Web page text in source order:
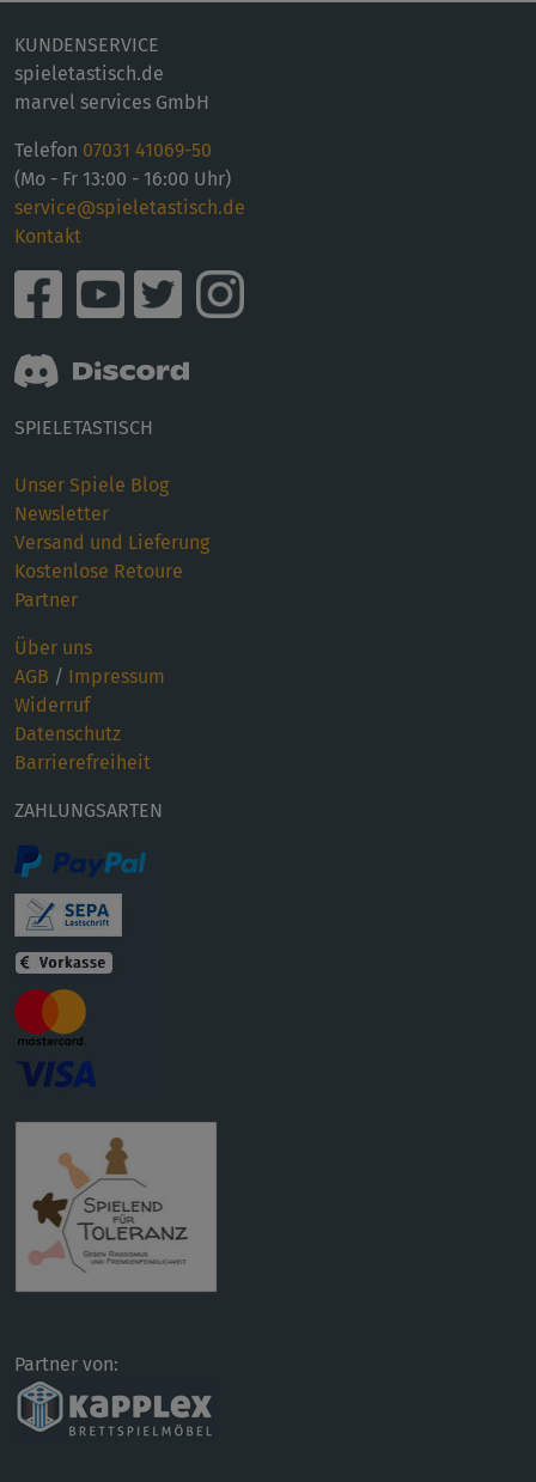
KUNDENSERVICE
spieletastisch.de
marvel services GmbH
Telefon 07031 41069-50
(Mo - Fr 13:00 - 16:00 Uhr)
service@spieletastisch.de
Kontakt
SPIELETASTISCH
Unser Spiele Blog
Newsletter
Versand und Lieferung
Kostenlose Retoure
Partner
Über uns
AGB / Impressum
Widerruf
Datenschutz
Barrierefreiheit
ZAHLUNGSARTEN
Partner von: